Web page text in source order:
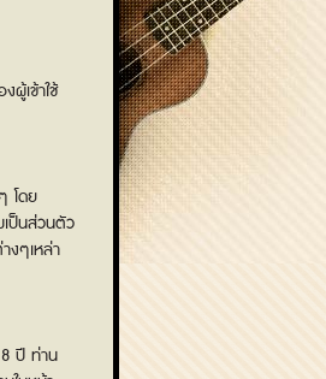
ผู้เข้าใช้
โดย
ป็นส่วนตัว
งๆเหล่า
ปี ท่าน